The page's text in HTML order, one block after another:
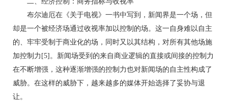
布尔迪厄在《关于电视》一书中写到，新闻界是一个场，但
却是一个被经济场通过收视率加以控制的场。这一自身难以自主
的、牢牢受制于商业化的场，同时又以其结构，对所有其他场施
加控制力[5]。新闻场受到的来自商业逻辑的直接或间接的控制力
在不断增强，这种逐渐增强的控制力也对新闻场的自主性构成了
威胁。在这样的威胁下，越来越多的媒体开始选择了妥协与退
让。